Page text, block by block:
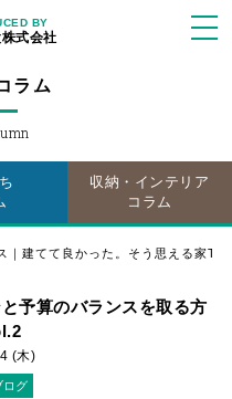
BY
式会社
ラム
収納・インテリア
コラム
｜建てて良かった。そう思える家
予算のバランスを取る方
(木)
ログ